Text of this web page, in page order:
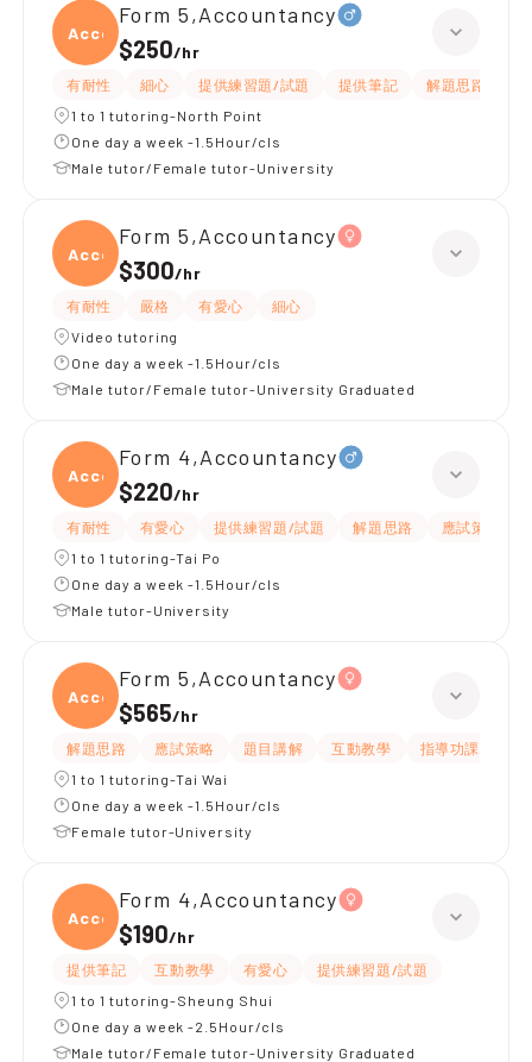
Accou
Form 5,Accountancy
$250/hr
有耐性 細心 提供練習題/試題 提供筆記 解題思路
1 to 1 tutoring-North Point
One day a week -1.5Hour/cls
Male tutor/Female tutor-University
Accou
Form 5,Accountancy
$300/hr
有耐性 嚴格 有愛心
細心
Video tutoring
One day a week -1.5Hour/cls
Male tutor/Female tutor-University Graduated
Accou
Form 4,Accountancy
$220/hr
有耐性 有愛心 提供練習題/試題 解題思路 應試策略
1 to 1 tutoring-Tai Po
One day a week -1.5Hour/cls
Male tutor-University
Accou
Form 5,Accountancy
$565/hr
解題思路 應試策略 題目講解 互動教學 指導功課
1 to 1 tutoring-Tai Wai
One day a week -1.5Hour/cls
Female tutor-University
Accou
Form 4,Accountancy
$190/hr
提供筆記 互動教學 有愛心
提供練習題/試題
1 to 1 tutoring-Sheung Shui
One day a week -2.5Hour/cls
Male tutor/Female tutor-University Graduated